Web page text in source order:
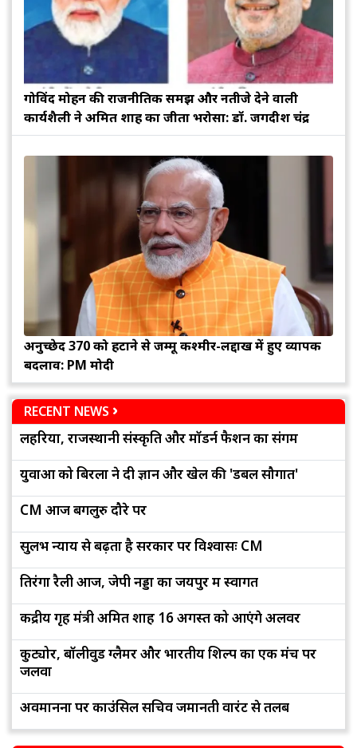
गोविंद मोहन की राजनीतिक समझ और नतीजे देने वाली
कार्यशैली ने अमित शाह का जीता भरोसा: डॉ. जगदीश चंद्र
अनुच्छेद 370 को हटाने से जम्मू कश्मीर-लद्दाख में हुए व्यापक
बदलाव: PM मोदी
RECENT NEWS
लहरिया, राजस्थानी संस्कृति और मॉडर्न फैशन का संगम
युवाओं को बिरला ने दी ज्ञान और खेल की 'डबल सौगात'
CM आज बेंगलुरु दौरे पर
सुलभ न्याय से बढ़ता है सरकार पर विश्वासः CM
तिरंगा रैली आज, जेपी नड्डा का जयपुर में स्वागत
केंद्रीय गृह मंत्री अमित शाह 16 अगस्त को आएंगे अलवर
कुट्योर, बॉलीवुड ग्लैमर और भारतीय शिल्प का एक मंच पर
जलवा
अवमानना पर काउंसिल सचिव जमानती वारंट से तलब